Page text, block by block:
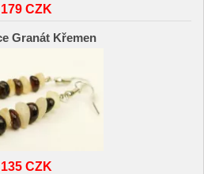
179 CZK
Granát Křemen
135 CZK